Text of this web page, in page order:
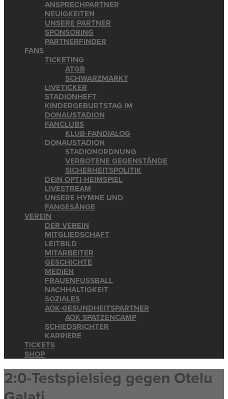
ANSPRECHPARTNER
NEUIGKEITEN
UNSERE PARTNER
SPONSORING
PARTNERFINDER
FANS
TICKETING
ATGB
SCHWARZMARKT
LIVETICKER
STADIONHEFT
KINDERGEBURTSTAG IM
DONAUSTADION
FANCLUBS
KLUB-FANDIALOG
DONAUSTADION
STADIONORDNUNG
VERBOTENE GEGENSTÄNDE
SICHERHEITSPOLITIK
DEIN OPTI-HEIMSPIEL
LIVESTREAM
UNSERE HYMNE UND
FANGESÄNGE
VEREIN
DER VEREIN
MITGLIEDSCHAFT
LEITBILD
MITARBEITER
GESCHICHTE
MEDIEN
FRAUENFUSSBALL
NACHHALTIGKEIT
SOZIALES
AOK-GESUNDHEITSPARTNER
AOK SPATZENCAMP
SCHIEDSRICHTER
KARRIERE
TICKETS
SHOP
2:0-Testspielsieg gegen Otelu